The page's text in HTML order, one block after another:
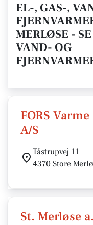
EL-, GAS-,
MERLØSE -
VAND- OG
FORS
A/S
Tåstrupvej 11
4370 Store
St. Merløse